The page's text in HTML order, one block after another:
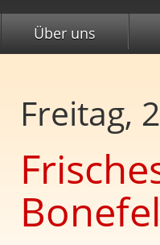
Über uns
Freitag,